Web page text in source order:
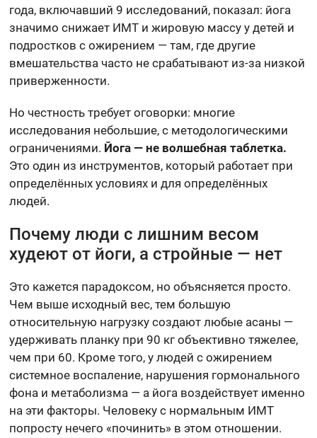
года, включавший 9 исследований, показал: йога
значимо снижает ИМТ и жировую массу у детей и
подростков с ожирением — там, где другие
вмешательства часто не срабатывают из-за низкой
приверженности.
Но честность требует оговорки: многие
исследования небольшие, с методологическими
ограничениями. Йога — не волшебная таблетка.
Это один из инструментов, который работает при
определённых условиях и для определённых
людей.
Почему люди с лишним весом
худеют от йоги, а стройные — нет
Это кажется парадоксом, но объясняется просто.
Чем выше исходный вес, тем большую
относительную нагрузку создают любые асаны —
удерживать планку при 90 кг объективно тяжелее,
чем при 60. Кроме того, у людей с ожирением
системное воспаление, нарушения гормонального
фона и метаболизма — а йога воздействует именно
на эти факторы. Человеку с нормальным ИМТ
попросту нечего «починить» в этом отношении.